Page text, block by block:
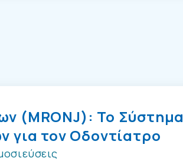
(MRONJ): Το Σύστημα
για τον Οδοντίατρο